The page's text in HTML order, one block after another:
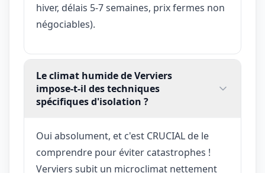
hiver, délais 5-7 semaines, prix fermes non
négociables).
Le climat humide de Verviers
impose-t-il des techniques
spécifiques d'isolation ?
Oui absolument, et c'est CRUCIAL de le
comprendre pour éviter catastrophes !
Verviers subit un microclimat nettement